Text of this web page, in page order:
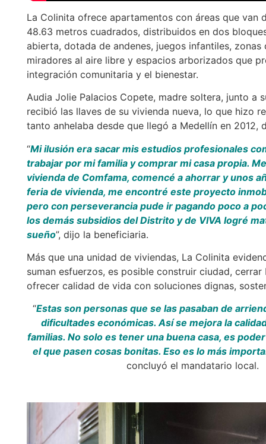
La Colinita ofrece apartamentos con áreas que van
48.63 metros cuadrados, distribuidos en dos
abierta, dotada de andenes, juegos infantiles, zonas
miradores al aire libre y espacios arborizados que
integración comunitaria y el bienestar.
Audia Jolie Palacios Copete, madre soltera, junto a
recibió las llaves de su vivienda nueva, lo que hizo
tanto anhelaba desde que llegó a Medellín en 2012,
“Mi ilusión era sacar mis estudios profesionales
trabajar por mi familia y comprar mi casa propia.
vivienda de Comfama, comencé a ahorrar y unos
feria de vivienda, me encontré este proyecto
pero con perseverancia pude ir pagando poco a
los demás subsidios del Distrito y de VIVA logré
sueño”, dijo la beneficiaria.
Más que una unidad de viviendas, La Colinita
suman esfuerzos, es posible construir ciudad, cerrar
ofrecer calidad de vida con soluciones dignas,
“Estas son personas que se las pasaban de
dificultades económicas. Así se mejora la
familias. No solo es tener una buena casa, es
el que pasen cosas bonitas. Eso es lo más
concluyó el mandatario local.